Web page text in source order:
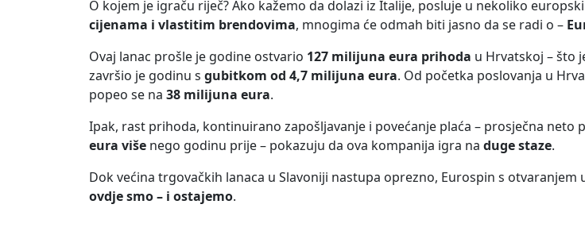
O kojem je igraču riječ? Ako kažemo da dolazi iz Italije, posluje u nekoliko
cijenama i vlastitim brendovima, mnogima će odmah biti jasno da se radi o –
Ovaj lanac prošle je godine ostvario 127 milijuna eura prihoda u Hrvatskoj – što
završio je godinu s gubitkom od 4,7 milijuna eura. Od početka poslovanja u
popeo se na 38 milijuna eura.
Ipak, rast prihoda, kontinuirano zapošljavanje i povećanje plaća – prosječna neto
eura više nego godinu prije – pokazuju da ova kompanija igra na duge staze.
Dok većina trgovačkih lanaca u Slavoniji nastupa oprezno, Eurospin s otvaranjem
ovdje smo – i ostajemo.